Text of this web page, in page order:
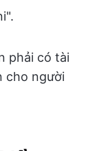
phải có tài
cho người